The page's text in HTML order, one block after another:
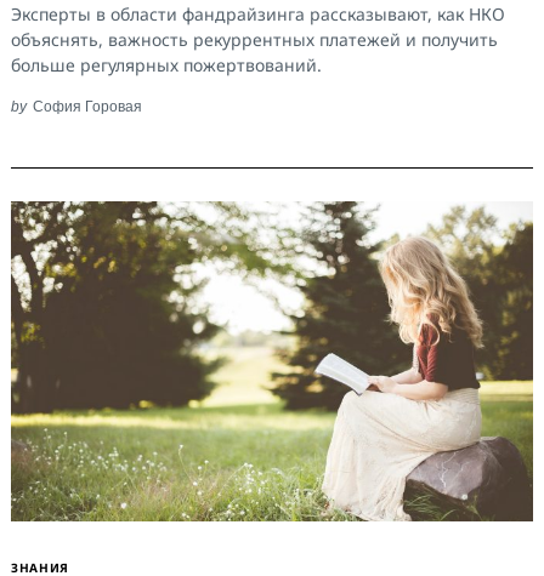
Эксперты в области фандрайзинга рассказывают, как НКО
объяснять, важность рекуррентных платежей и получить
больше регулярных пожертвований.
by София Горовая
ЗНАНИЯ